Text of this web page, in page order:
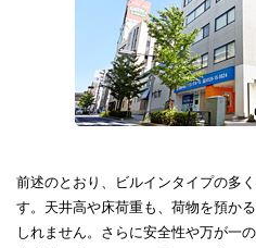
前述のとおり、ビルインタイプの多
す。天井高や床荷重も、荷物を預か
しれません。さらに安全性や万が一